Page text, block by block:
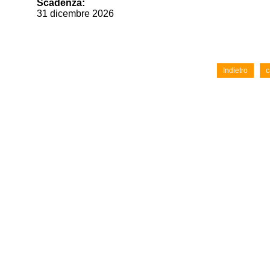
Scadenza:
31 dicembre 2026
Indietro